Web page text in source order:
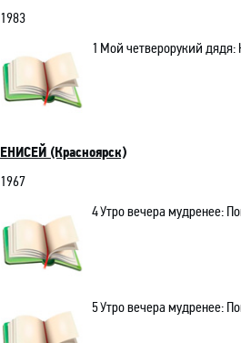
1983
1 Мой четверорукий
ЕНИСЕЙ (Красноярск)
1967
4Утро вечера мудренее:
5Утро вечера мудренее: